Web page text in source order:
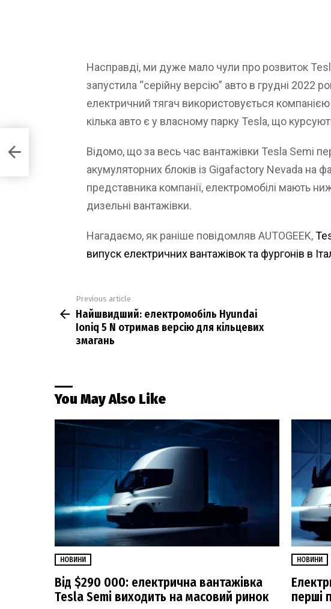
Насправді, ми дуже мало чули про розвиток
запустила “серійну версію” авто в грудні 2022
електричний тягач використовується
кілька авто є у власному парку Tesla, що
Відомо, що за весь час вантажівки Tesla Semi
акумуляторних блоків із Gigafactory Nevada на
представника компанії, електромобілі мають
дизельні вантажівки.
Нагадаємо, як раніше повідомляв AUTOGEEK,
випуск електричних вантажівок та фургонів в
more
Previous article
Найшвидший: електромобіль Hyundai
Ioniq 5 N отримав версію для кільцевих
змагань
You May Also Like
НОВИНИ
Від $290 000: електрична вантажівка
Tesla Semi виходить на масовий ринок
НОВИНИ
перші